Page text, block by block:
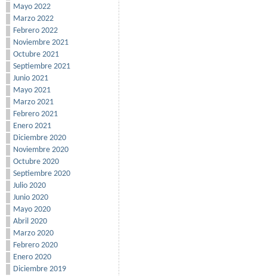
Mayo 2022
Marzo 2022
Febrero 2022
Noviembre 2021
Octubre 2021
Septiembre 2021
Junio 2021
Mayo 2021
Marzo 2021
Febrero 2021
Enero 2021
Diciembre 2020
Noviembre 2020
Octubre 2020
Septiembre 2020
Julio 2020
Junio 2020
Mayo 2020
Abril 2020
Marzo 2020
Febrero 2020
Enero 2020
Diciembre 2019